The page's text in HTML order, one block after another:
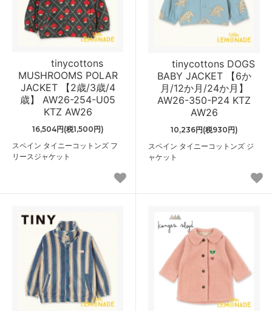
tinycottons
MUSHROOMS POLAR
JACKET 【2歳/3歳/4
歳】 AW26-254-U05
KTZ AW26
16,504円(税1,500円)
スペイン タイニーコットンズ フ
リースジャケット
tinycottons DOGS
BABY JACKET 【6か
月/12か月/24か月】
AW26-350-P24 KTZ
AW26
10,236円(税930円)
スペイン タイニーコットンズ ジ
ャケット